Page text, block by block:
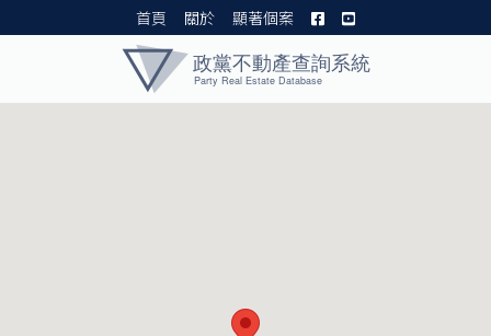
首頁 關於 顯著個案